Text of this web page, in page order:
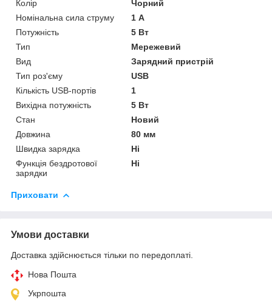
Колір
Чорний
Номінальна сила струму
1 А
Потужність
5 Вт
Тип
Мережевий
Вид
Зарядний пристрій
Тип роз'єму
USB
Кількість USB-портів
1
Вихідна потужність
5 Вт
Стан
Новий
Довжина
80 мм
Швидка зарядка
Ні
Функція бездротової
зарядки
Ні
Приховати
Умови доставки
Доставка здійснюється тільки по передоплаті.
Нова Пошта
Укрпошта